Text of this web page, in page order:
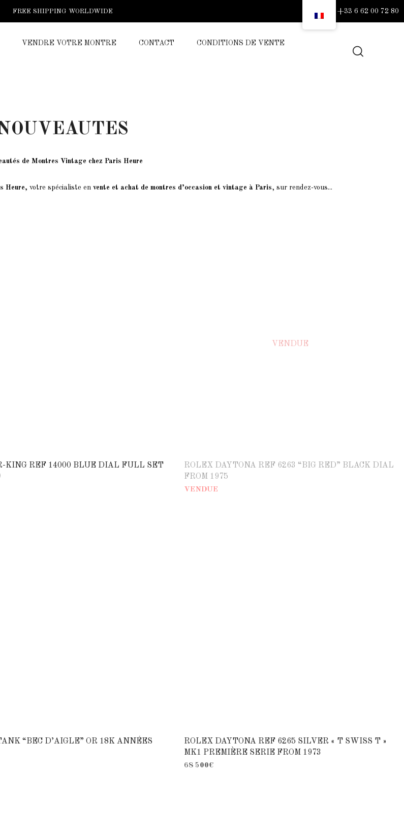
FREE SHIPPING WORLDWIDE +33 6 62 00 72 80
VENDRE VOTRE MONTRE CONTACT CONDITIONS DE VENTE
de Montres Vintage chez Paris Heure
Heure, votre spécialiste en vente et achat de montres d’occasion et vintage à Paris, sur rendez-vous...
KING REF 14000 BLUE DIAL FULL SET
VENDUE
ROLEX DAYTONA REF 6263 “BIG RED” BLACK DIAL
FROM 1975
VENDUE
“BEC D’AIGLE” OR 18K ANNÉES
ROLEX DAYTONA REF 6265 SILVER « T SWISS T »
MK1 PREMIÈRE SERIE FROM 1973
68 500€